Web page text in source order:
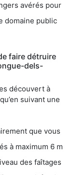
avérés pour
domaine public
faire détruire
dels-
découvert à
suivant une
que vous
à maximum 6 m
des faîtages